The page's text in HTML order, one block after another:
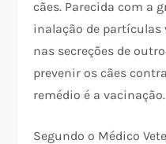
cães. Parecida com a
inalação de partículas
nas secreções de
prevenir os cães
remédio é a vacinação.
Segundo o Médico